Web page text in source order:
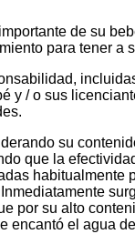
de su
para tener a
y / o sus
su
que la
habitualmente
por su alto
encantó el agua